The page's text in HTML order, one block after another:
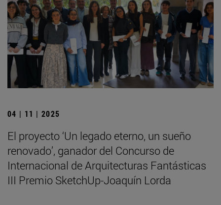
04 | 11 | 2025
El proyecto ‘Un legado eterno, un sueño
renovado’, ganador del Concurso de
Internacional de Arquitecturas Fantásticas
III Premio SketchUp-Joaquín Lorda